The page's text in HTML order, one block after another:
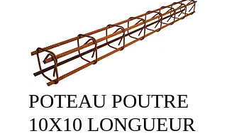
POTEAU POUTRE
10X10 LONGUEUR